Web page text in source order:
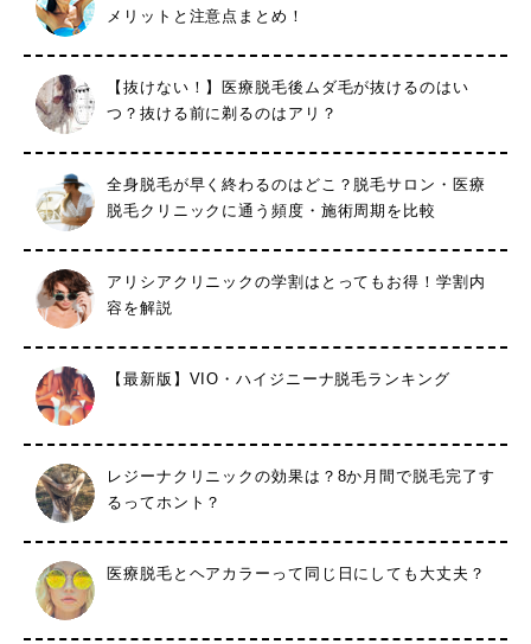
メリットと注意点まとめ！
【抜けない！】医療脱毛後ムダ毛が抜けるのはい
つ？抜ける前に剃るのはアリ？
全身脱毛が早く終わるのはどこ？脱毛サロン・医療
脱毛クリニックに通う頻度・施術周期を比較
アリシアクリニックの学割はとってもお得！学割内
容を解説
【最新版】VIO・ハイジニーナ脱毛ランキング
レジーナクリニックの効果は？8か月間で脱毛完了す
るってホント？
医療脱毛とヘアカラーって同じ日にしても大丈夫？